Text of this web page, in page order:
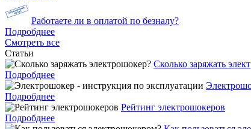
Работаете ли в оплатой по безналу?
Подробднее
Смотреть все
Статьи
Cколько заряжать
Подробднее
Подробднее
Рейтинг электрошокеров
Подробднее